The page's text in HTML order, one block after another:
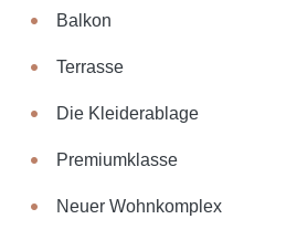
Balkon
Terrasse
Die Kleiderablage
Premiumklasse
Neuer Wohnkomplex